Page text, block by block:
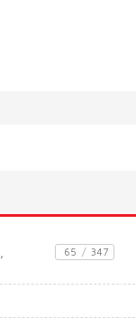
65 / 347